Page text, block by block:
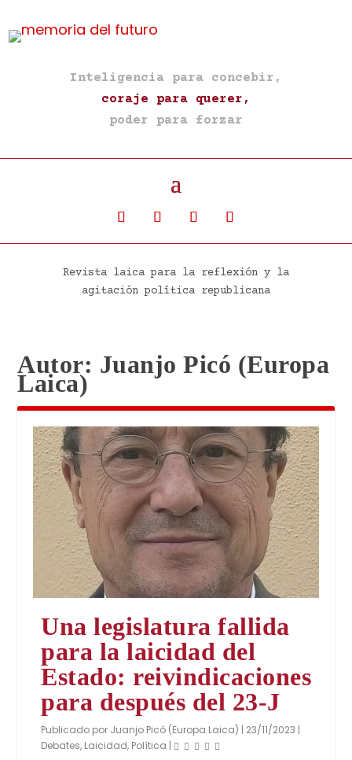
Inteligencia para concebir,
coraje para querer,
poder para forzar
Revista laica para la reflexión y la
agitación política republicana
Autor: Juanjo Picó (Europa
Laica)
Una legislatura fallida
para la laicidad del
Estado: reivindicaciones
para después del 23-J
Publicado por Juanjo Picó (Europa Laica) | 23/11/2023 |
Debates, Laicidad, Política |